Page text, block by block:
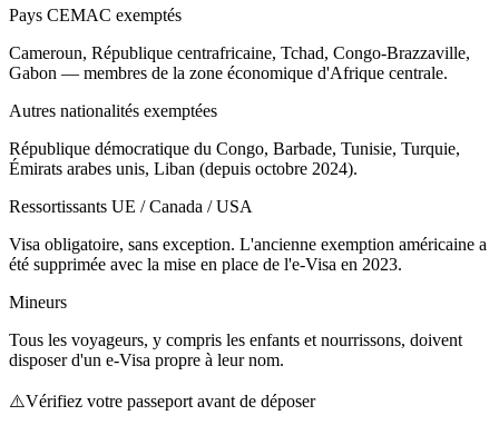
Pays CEMAC exemptés
Cameroun, République centrafricaine, Tchad, Congo-Brazzaville,
Gabon — membres de la zone économique d'Afrique centrale.
Autres nationalités exemptées
République démocratique du Congo, Barbade, Tunisie, Turquie,
Émirats arabes unis, Liban (depuis octobre 2024).
Ressortissants UE / Canada / USA
Visa obligatoire, sans exception. L'ancienne exemption américaine a
été supprimée avec la mise en place de l'e-Visa en 2023.
Mineurs
Tous les voyageurs, y compris les enfants et nourrissons, doivent
disposer d'un e-Visa propre à leur nom.
⚠️Vérifiez votre passeport avant de déposer